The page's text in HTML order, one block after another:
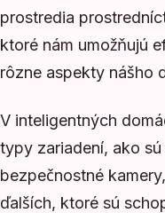
prostredia
ktoré nám umožňujú
rôzne aspekty nášho
V inteligentných
typy zariadení, ako
bezpečnostné
ďalších, ktoré sú